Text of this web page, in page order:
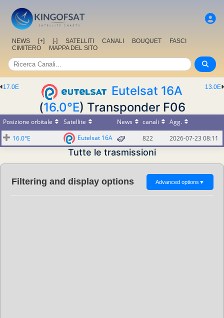
NEWS [+] [-] SATELLITI CANALI BOUQUET
FASCI
CIMITERO
MAPPA DEL SITO
13.0E
17.0E
Eutelsat 16A
(16.0°E) Transponder F06
Posizione orbitale Satellite News canali
Agg.
16.0°E
Eutelsat 16A 822 2026-07-23 08:11
Tutte le trasmissioni
Filtering and display options Advanced options ▼